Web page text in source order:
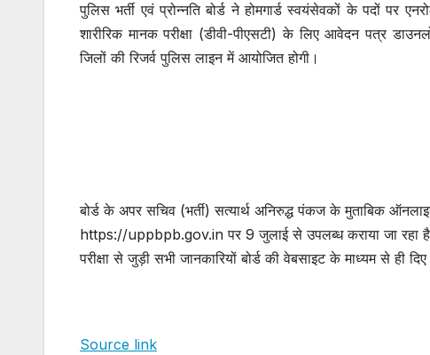
पुलिस भर्ती एवं प्रोन्नति बोर्ड ने होमगार्ड स्वयंसेवकों के पदों
शारीरिक मानक परीक्षा (डीवी-पीएसटी) के लिए आवेदन पत्र
जिलों की रिजर्व पुलिस लाइन में आयोजित होगी।
बोर्ड के अपर सचिव (भर्ती) सत्यार्थ अनिरुद्ध पंकज के मुताबिक
https://uppbpb.gov.in पर 9 जुलाई से उपलब्ध कराया जा रहा
परीक्षा से जुड़ी सभी जानकारियों बोर्ड की वेबसाइट के माध्यम से ही
Source link